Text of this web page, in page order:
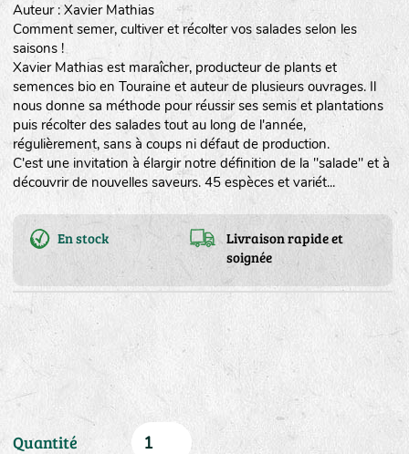
Auteur : Xavier Mathias
Comment semer, cultiver et récolter vos salades selon les
saisons !
Xavier Mathias est maraîcher, producteur de plants et
semences bio en Touraine et auteur de plusieurs ouvrages. Il
nous donne sa méthode pour réussir ses semis et plantations
puis récolter des salades tout au long de l'année,
régulièrement, sans à coups ni défaut de production.
C'est une invitation à élargir notre définition de la "salade" et à
découvrir de nouvelles saveurs. 45 espèces et variét...
En stock
Livraison rapide et
soignée
Quantité